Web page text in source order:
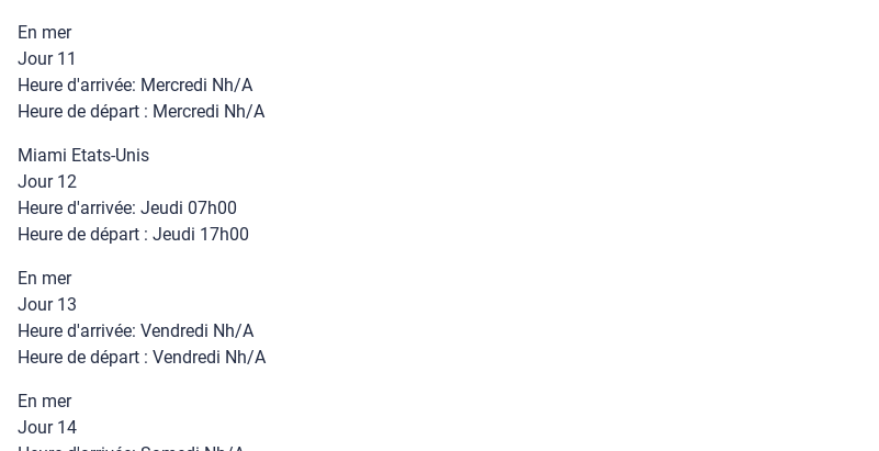
En mer
Jour 11
Heure d'arrivée: Mercredi Nh/A
Heure de départ : Mercredi Nh/A
Miami Etats-Unis
Jour 12
Heure d'arrivée: Jeudi 07h00
Heure de départ : Jeudi 17h00
En mer
Jour 13
Heure d'arrivée: Vendredi Nh/A
Heure de départ : Vendredi Nh/A
En mer
Jour 14